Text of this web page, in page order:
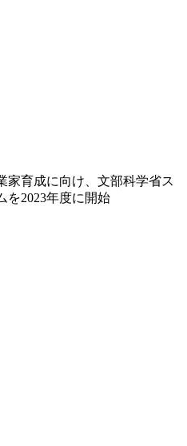
家育成に向け、文部科学省ス
を2023年度に開始